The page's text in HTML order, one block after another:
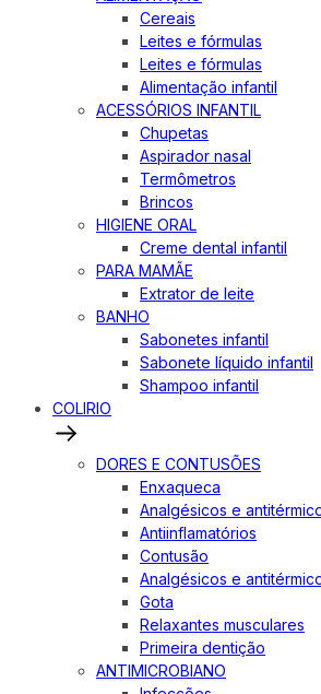
Cereais
Leites e fórmulas
Leites e fórmulas
Alimentação infantil
ACESSÓRIOS INFANTIL
Chupetas
Aspirador nasal
Termômetros
Brincos
HIGIENE ORAL
Creme dental infantil
PARA MAMÃE
Extrator de leite
BANHO
Sabonetes infantil
Sabonete líquido infantil
Shampoo infantil
COLIRIO
DORES E CONTUSÕES
Enxaqueca
Analgésicos e
Antiinflamatórios
Contusão
Analgésicos e
Gota
Relaxantes musculares
Primeira dentição
ANTIMICROBIANO